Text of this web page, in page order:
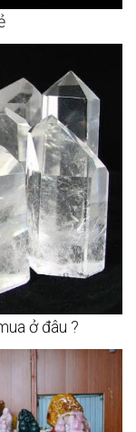
ở đâu ?